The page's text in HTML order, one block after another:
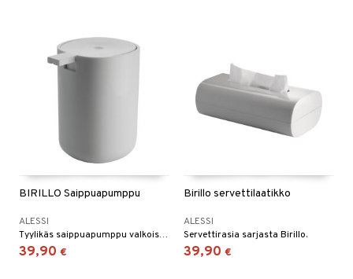
BIRILLO Saippuapumppu
ALESSI
Tyylikäs saippuapumppu valkoista PMMA-muovia, sarjasta "Birillo".
39,90 €
Birillo servettilaatikko
ALESSI
Servettirasia sarjasta Birillo.
39,90 €